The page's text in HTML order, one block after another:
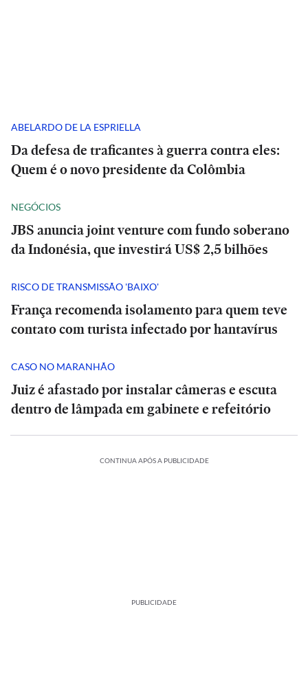
ABELARDO DE LA ESPRIELLA
Da defesa de traficantes à guerra contra eles:
Quem é o novo presidente da Colômbia
NEGÓCIOS
JBS anuncia joint venture com fundo soberano
da Indonésia, que investirá US$ 2,5 bilhões
RISCO DE TRANSMISSÃO 'BAIXO'
França recomenda isolamento para quem teve
contato com turista infectado por hantavírus
CASO NO MARANHÃO
Juiz é afastado por instalar câmeras e escuta
dentro de lâmpada em gabinete e refeitório
CONTINUA APÓS A PUBLICIDADE
PUBLICIDADE